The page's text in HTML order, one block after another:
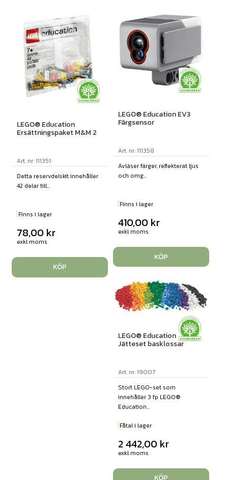
LEGO® Education
Ersättningspaket M&M 2
Art. nr: 111351
Detta reservdelskit innehåller
42 delar till...
Finns i lager
78,00 kr
exkl moms
KÖP
LEGO® Education EV3
Färgsensor
Art. nr: 111358
Avläser färger, reflekterat ljus
och omg...
Finns i lager
410,00 kr
exkl moms
KÖP
LEGO® Education
Jätteset basklossar
Art. nr: 19007
Stort LEGO-set som
innehåller 3 fp LEGO®
Education...
Fåtal i lager
2 442,00 kr
exkl moms